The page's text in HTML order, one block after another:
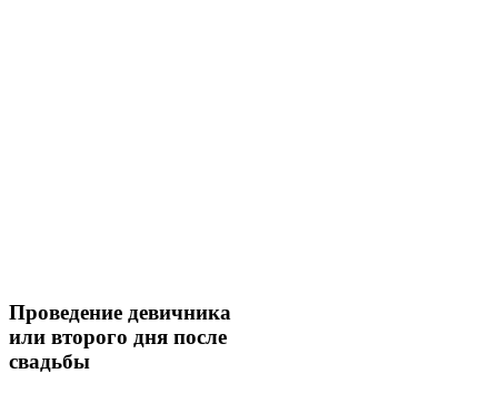
Проведение девичника
или второго дня после
свадьбы